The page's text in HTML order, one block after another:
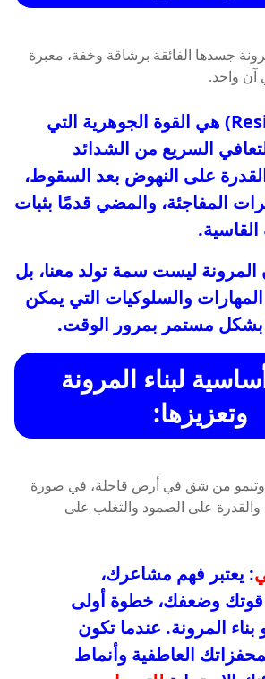
المرونة (Resilience) هي القوة الجوهرية التي
السريع من الشدائد
على النهوض بعد السقوط،
المفاجئة، والمضي قدمًا بثبات
ليست سمة تولد معنا، بل
والسلوكيات التي يمكن
بشكل مستمر بمرور الوقت.
لبناء المرونة
وتعزيزها:
: يعتبر فهم مشاعرك،
قوتك وضعفك، خطوة أولى
المرونة. عندما تكون
العاطفية وأنماط